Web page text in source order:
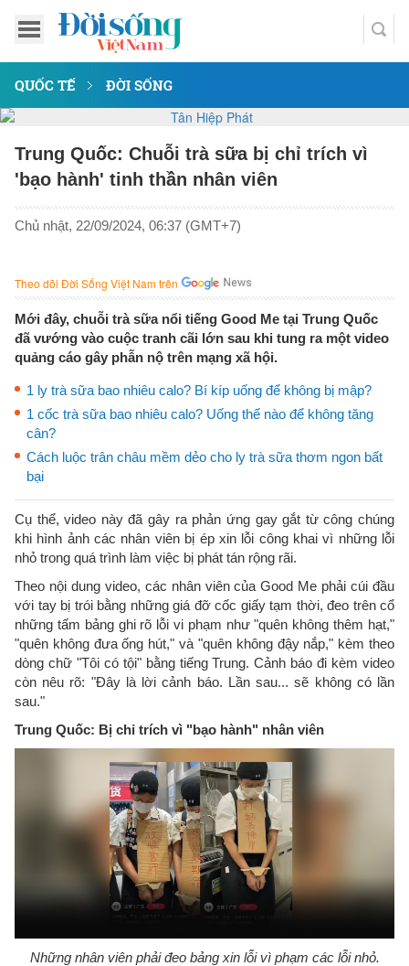
QUỐC TẾ ĐỜI SỐNG
Trung Quốc: Chuỗi trà sữa bị chỉ trích vì
'bạo hành' tinh thần nhân viên
Chủ nhật, 22/09/2024, 06:37 (GMT+7)
Theo dõi Đời Sống Việt Nam trên
Mới đây, chuỗi trà sữa nổi tiếng Good Me tại Trung Quốc
đã vướng vào cuộc tranh cãi lớn sau khi tung ra một video
quảng cáo gây phẫn nộ trên mạng xã hội.
1 ly trà sữa bao nhiêu calo? Bí kíp uống để không bị mập?
1 cốc trà sữa bao nhiêu calo? Uống thế nào để không tăng
cân?
Cách luộc trân châu mềm dẻo cho ly trà sữa thơm ngon bất
bại
Cụ thể, video này đã gây ra phản ứng gay gắt từ công chúng
khi hình ảnh các nhân viên bị ép xin lỗi công khai vì những lỗi
nhỏ trong quá trình làm việc bị phát tán rộng rãi.
Theo nội dung video, các nhân viên của Good Me phải cúi đầu
với tay bị trói bằng những giá đỡ cốc giấy tạm thời, đeo trên cổ
những tấm bảng ghi rõ lỗi vi phạm như "quên không thêm hạt,"
"quên không đưa ống hút," và "quên không đậy nắp," kèm theo
dòng chữ "Tôi có tội" bằng tiếng Trung. Cảnh báo đi kèm video
còn nêu rõ: "Đây là lời cảnh báo. Lần sau... sẽ không có lần
sau."
Trung Quốc: Bị chỉ trích vì "bạo hành" nhân viên
Những nhân viên phải đeo bảng xin lỗi vì phạm các lỗi nhỏ.